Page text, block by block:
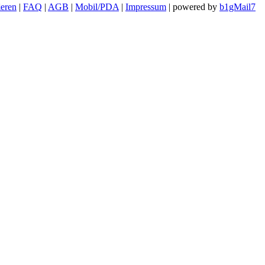
| FAQ | AGB | Mobil/PDA | Impressum | powered by b1gMail7